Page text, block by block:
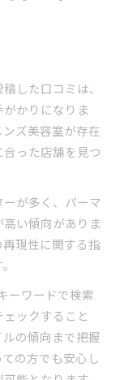
した口コミは、
かりになりま
ズ美容室が存在
った店舗を見つ
が多く、パーマ
い傾向がありま
現性に関する指
ーワードで検索
ックすること
の傾向まで把握
の方でも安心し